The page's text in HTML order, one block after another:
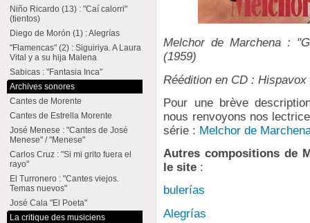
Melchor de Marchena :
(1959)
Réédition en CD : Hispavox
Pour une brève
nous renvoyons nos
série : Melchor de
Autres compositions de
le site :
bulerías
Alegrías
Niño Ricardo (13) : "Caí calorri"
(tientos)
Diego de Morón (1) : Alegrías
"Flamencas" (2) : Siguiriya. A Laura
Vital y a su hija Malena
Sabicas : "Fantasia Inca"
Archives sonores
Cantes de Morente
Cantes de Estrella Morente
José Menese : "Cantes de José
Menese" / "Menese"
Carlos Cruz : "Si mi grito fuera el
rayo"
El Turronero : "Cantes viejos.
Temas nuevos"
José Cala "El Poeta"
La critique des musiciens